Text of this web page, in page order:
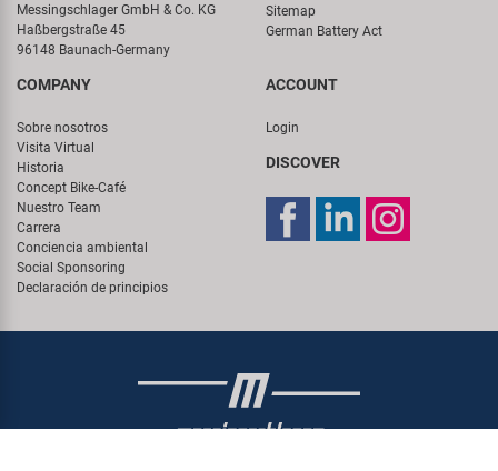
Messingschlager GmbH & Co. KG
Haßbergstraße 45
96148 Baunach-Germany
Sitemap
German Battery Act
COMPANY
Sobre nosotros
Visita Virtual
Historia
Concept Bike-Café
Nuestro Team
Carrera
Conciencia ambiental
Social Sponsoring
Declaración de principios
ACCOUNT
Login
DISCOVER